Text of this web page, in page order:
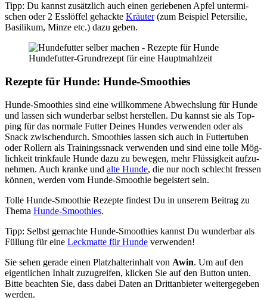
Tipp: Du kannst zusätz­lich auch einen gerie­be­nen Apfel unter­mi­
schen oder 2 Ess­löf­fel gehack­te Kräu­ter(zum Bei­spiel Peter­si­lie,
Basi­li­kum, Min­ze etc.) dazu geben.
Hun­de­fut­ter-Grund­re­zept für eine Haupt­mahl­zeit
Rezep­te für Hun­de: Hun­de-Smoothies
Hun­de-Smoothies sind eine will­kom­me­ne Abwechs­lung für Hun­de
und las­sen sich wun­der­bar selbst her­stel­len. Du kannst sie als Top­
ping für das nor­ma­le Fut­ter Dei­nes Hun­des ver­wen­den oder als
Snack zwi­schen­durch. Smoothies las­sen sich auch in Fut­ter­tu­ben
oder Rol­lern als Trai­nings­snack ver­wen­den und sind eine tol­le Mög­
lich­keit trink­fau­le Hun­de dazu zu bewe­gen, mehr Flüs­sig­keit auf­zu­
neh­men. Auch kran­ke und alte Hun­de, die nur noch schlecht fres­sen
kön­nen, wer­den vom Hun­de-Smoothie begeis­tert sein.
Tol­le Hun­de-Smoothie Rezep­te fin­dest Du in unse­rem Bei­trag zu
The­ma Hun­de-Smoothies.
Tipp: Selbst gemach­te Hun­de-Smoothies kannst Du wun­der­bar als
Fül­lung für eine Leck­mat­te für Hun­de ver­wen­den!
Sie sehen gera­de einen Platz­hal­ter­in­halt von Awin. Um auf den
eigent­li­chen Inhalt zuzu­grei­fen, kli­cken Sie auf den But­ton unten.
Bit­te beach­ten Sie, dass dabei Daten an Dritt­an­bie­ter wei­ter­ge­ge­ben
wer­den.